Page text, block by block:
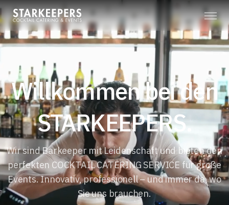
Willkommen bei den
STARKEEPERS.
Wir sind Barkeeper mit Leidenschaft und bieten den
perfekten COCKTAIL CATERING SERVICE für große
Events. Innovativ, professionell – und immer da, wo
Sie uns brauchen.